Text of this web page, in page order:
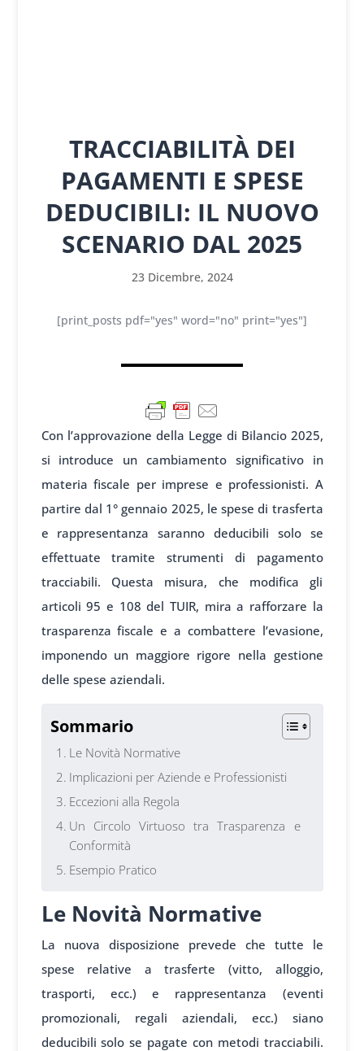
TRACCIABILITÀ DEI
PAGAMENTI E SPESE
DEDUCIBILI: IL NUOVO
SCENARIO DAL 2025
23 Dicembre, 2024
[print_posts pdf="yes" word="no" print="yes"]
Con l’approvazione della Legge di Bilancio 2025,
si introduce un cambiamento significativo in
materia fiscale per imprese e professionisti. A
partire dal 1° gennaio 2025, le spese di trasferta
e rappresentanza saranno deducibili solo se
effettuate tramite strumenti di pagamento
tracciabili. Questa misura, che modifica gli
articoli 95 e 108 del TUIR, mira a rafforzare la
trasparenza fiscale e a combattere l’evasione,
imponendo un maggiore rigore nella gestione
delle spese aziendali.
Sommario
Le Novità Normative
Implicazioni per Aziende e Professionisti
Eccezioni alla Regola
Un Circolo Virtuoso tra Trasparenza e
Conformità
Esempio Pratico
Le Novità Normative
La nuova disposizione prevede che tutte le
spese relative a trasferte (vitto, alloggio,
trasporti, ecc.) e rappresentanza (eventi
promozionali, regali aziendali, ecc.) siano
deducibili solo se pagate con metodi tracciabili.